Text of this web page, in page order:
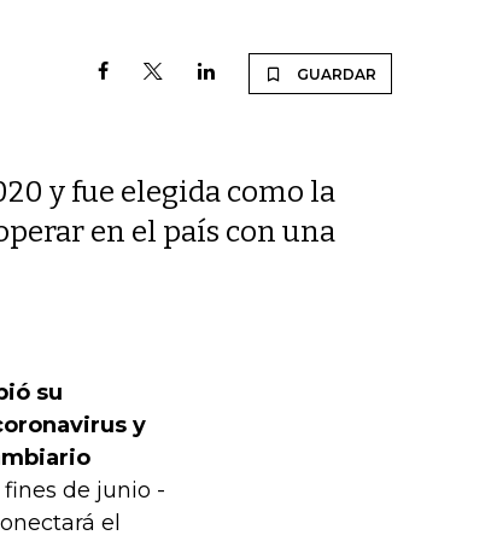
GUARDAR
y fue elegida como la
en el país con una
su
y
fines de junio -
el